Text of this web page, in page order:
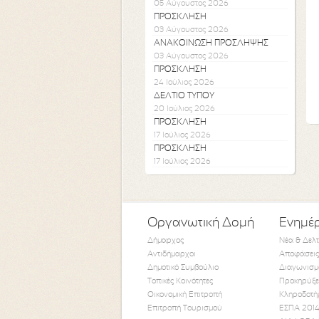
05 Αύγουστος 2026
ΠΡΟΣΚΛΗΣΗ
03 Αύγουστος 2026
ΑΝΑΚΟΙΝΩΣΗ ΠΡΟΣΛΗΨΗΣ
03 Αύγουστος 2026
ΠΡΟΣΚΛΗΣΗ
24 Ιούλιος 2026
ΔΕΛΤΙΟ ΤΥΠΟΥ
20 Ιούλιος 2026
ΠΡΟΣΚΛΗΣΗ
17 Ιούλιος 2026
ΠΡΟΣΚΛΗΣΗ
17 Ιούλιος 2026
Οργανωτική Δομή
Δήμαρχος
Αντιδήμαρχοι
Δημοτικό Συμβούλιο
Τοπικές Κοινότητες
Οικονομική Επιτροπή
Επιτροπή Τουρισμού
Νέα &
ΕΣΠΑ